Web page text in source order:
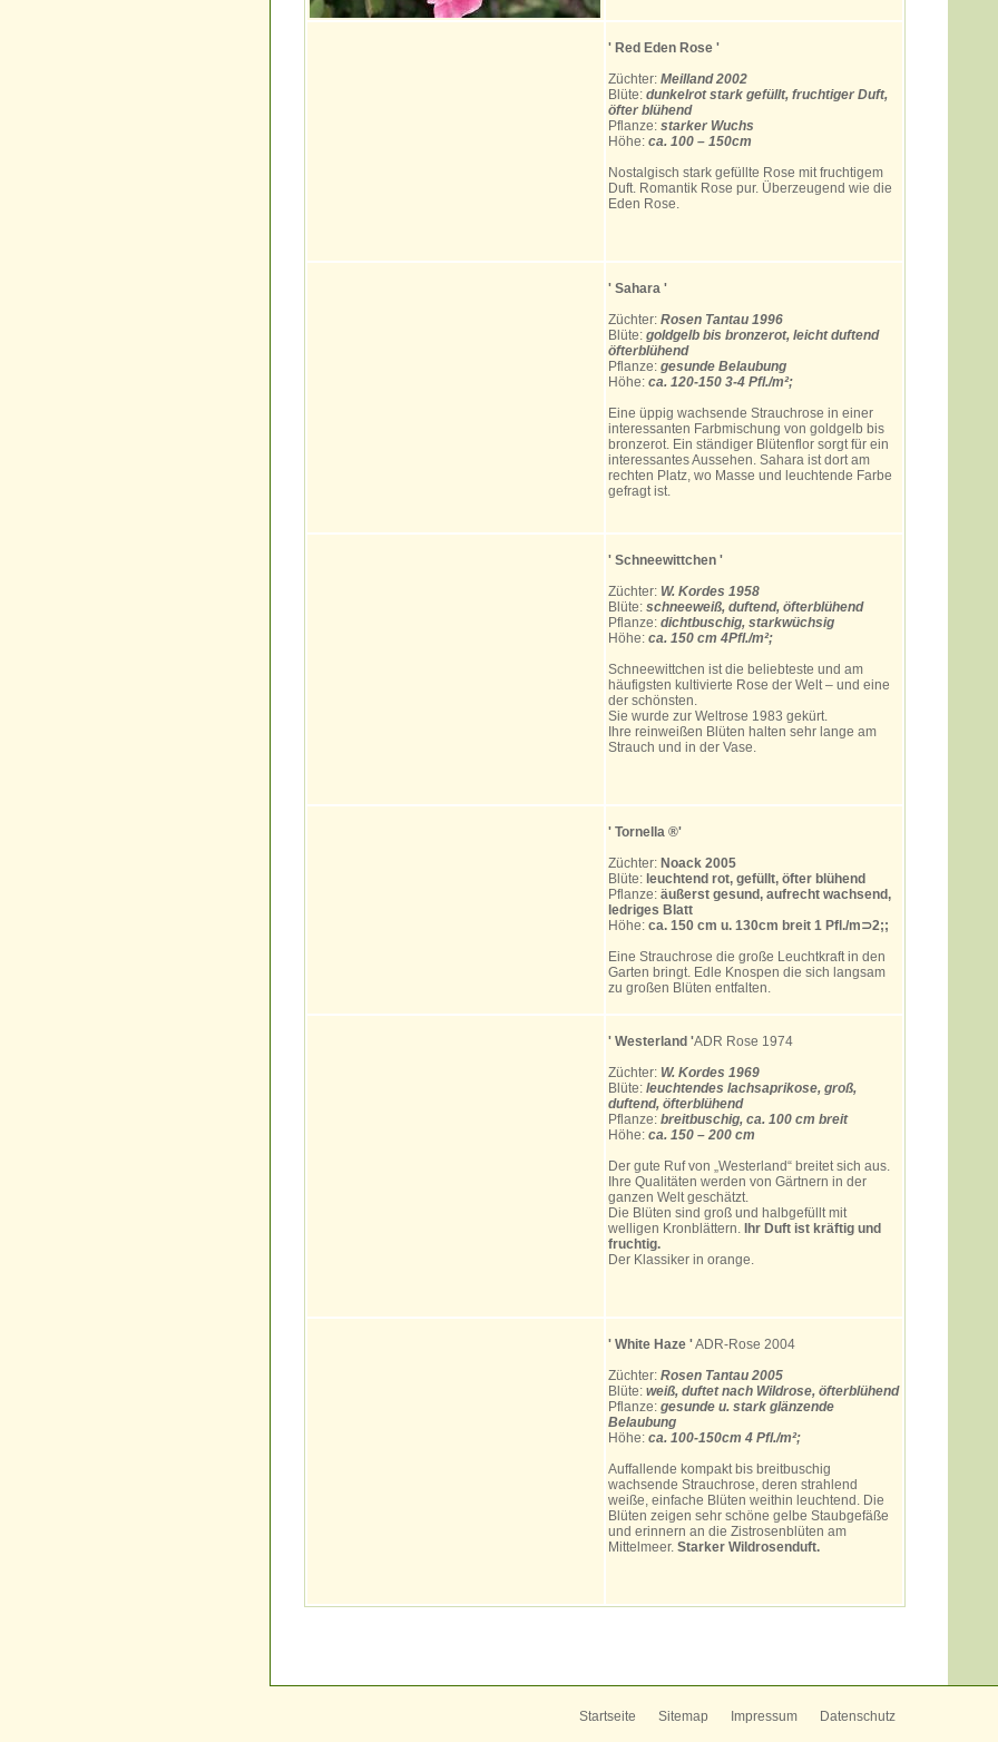
' Red Eden Rose '
Züchter: Meilland 2002
Blüte: dunkelrot stark gefüllt, fruchtiger Duft,
öfter blühend
Pflanze: starker Wuchs
Höhe: ca. 100 – 150cm
Nostalgisch stark gefüllte Rose mit fruchtigem
Duft. Romantik Rose pur. Überzeugend wie die
Eden Rose.
' Sahara '
Züchter: Rosen Tantau 1996
Blüte: goldgelb bis bronzerot, leicht duftend
öfterblühend
Pflanze: gesunde Belaubung
Höhe: ca. 120-150 3-4 Pfl./m²;
Eine üppig wachsende Strauchrose in einer
interessanten Farbmischung von goldgelb bis
bronzerot. Ein ständiger Blütenflor sorgt für ein
interessantes Aussehen. Sahara ist dort am
rechten Platz, wo Masse und leuchtende Farbe
gefragt ist.
' Schneewittchen '
Züchter: W. Kordes 1958
Blüte: schneeweiß, duftend, öfterblühend
Pflanze: dichtbuschig, starkwüchsig
Höhe: ca. 150 cm 4Pfl./m²;
Schneewittchen ist die beliebteste und am
häufigsten kultivierte Rose der Welt – und eine
der schönsten.
Sie wurde zur Weltrose 1983 gekürt.
Ihre reinweißen Blüten halten sehr lange am
Strauch und in der Vase.
' Tornella ®'
Züchter: Noack 2005
Blüte: leuchtend rot, gefüllt, öfter blühend
Pflanze: äußerst gesund, aufrecht wachsend,
ledriges Blatt
Höhe: ca. 150 cm u. 130cm breit 1 Pfl./m⊃2;;
Eine Strauchrose die große Leuchtkraft in den
Garten bringt. Edle Knospen die sich langsam
zu großen Blüten entfalten.
' Westerland 'ADR Rose 1974
Züchter: W. Kordes 1969
Blüte: leuchtendes lachsaprikose, groß,
duftend, öfterblühend
Pflanze: breitbuschig, ca. 100 cm breit
Höhe: ca. 150 – 200 cm
Der gute Ruf von „Westerland“ breitet sich aus.
Ihre Qualitäten werden von Gärtnern in der
ganzen Welt geschätzt.
Die Blüten sind groß und halbgefüllt mit
welligen Kronblättern. Ihr Duft ist kräftig und
fruchtig.
Der Klassiker in orange.
' White Haze 'ADR-Rose 2004
Züchter: Rosen Tantau 2005
Blüte: weiß, duftet nach Wildrose, öfterblühend
Pflanze: gesunde u. stark glänzende
Belaubung
Höhe: ca. 100-150cm 4 Pfl./m²;
Auffallende kompakt bis breitbuschig
wachsende Strauchrose, deren strahlend
weiße, einfache Blüten weithin leuchtend. Die
Blüten zeigen sehr schöne gelbe Staubgefäße
und erinnern an die Zistrosenblüten am
Mittelmeer. Starker Wildrosenduft.
Startseite Sitemap Impressum Datenschutz